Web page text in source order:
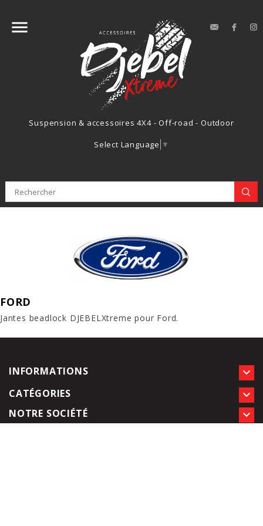
 
Suspension & accessoires 4X4 - Off-road - Outdoor
contact
Select Language ▼
FORD
Jantes beadlock DJEBELXtreme pour Ford.
INFORMATIONS 
CATÉGORIES 
NOTRE SOCIÉTÉ 